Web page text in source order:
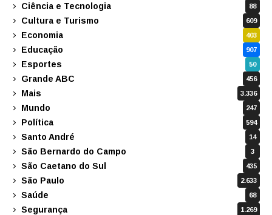
Ciência e Tecnologia 88
Cultura e Turismo 609
Economia 403
Educação 907
Esportes 50
Grande ABC 456
Mais 3.336
Mundo 247
Política 594
Santo André 14
São Bernardo do Campo 3
São Caetano do Sul 435
São Paulo 2.633
Saúde 68
Segurança 1.269